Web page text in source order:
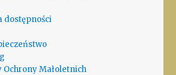
dostępności
Ochrony Małoletnich